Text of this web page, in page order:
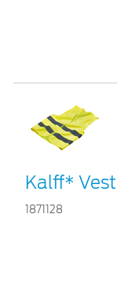
Kalff*
1871128